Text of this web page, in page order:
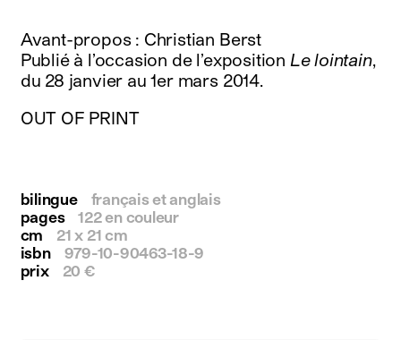
facebook
twitter
linkedin
youtube
newsletter
Avant-propos : Christian Berst
Publié à l’occasion de l’exposition Le lointain,
du 28 janvier au 1er mars 2014.
OUT OF PRINT
bilingue
français et anglais
pages
122 en couleur
cm
21 x 21 cm
isbn
979-10-90463-18-9
prix
20 €